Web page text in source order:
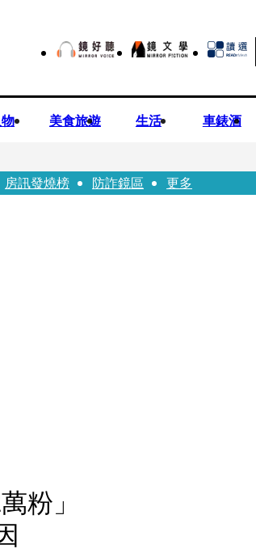
美食旅遊 生活 車錶酒
YOU」 驚喜林志玲同步曝光父親節「披
房訊發燒榜 防詐鏡區 更多
萬粉」